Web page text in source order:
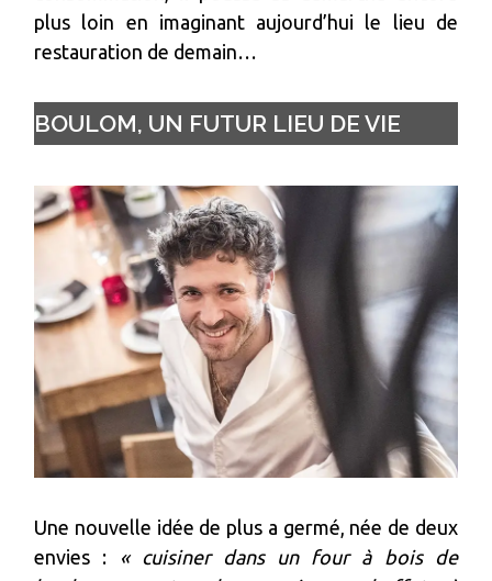
plus loin en imaginant aujourd’hui le lieu de
restauration de demain…
BOULOM, UN FUTUR LIEU DE VIE
Une nouvelle idée de plus a germé, née de deux
envies :
« cuisiner dans un four à bois de